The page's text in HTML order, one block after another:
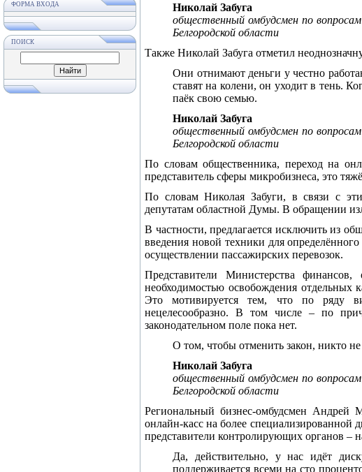
ФОРМА ВХОДА
ПОИСК
Николай Забуга
общественный омбудсмен по
Белгородской области
Также Николай Забуга отметил
Они отнимают деньги у честно
ставят на колени, он уходит в тень.
паёк свою семью.
Николай Забуга
общественный омбудсмен по
Белгородской области
По словам общественника, переход на
представитель сферы микробизнеса, это
По словам Николая Забуги, в связи с
депутатам областной Думы. В обращении
В частности, предлагается исключить из
введения новой техники для
осуществлении пассажирских перевозок.
Представители Министерства
необходимостью освобождения отдельных
Это мотивируется тем, что по ряду
нецелесообразно. В том числе – по
законодательном поле пока нет.
О том, чтобы отменить закон, никто
Николай Забуга
общественный омбудсмен по
Белгородской области
Региональный бизнес-омбудсмен Андрей
онлайн-касс на более
представители контролирующих органов –
Да, действительно, у нас идёт
поддерживается всеми на сто